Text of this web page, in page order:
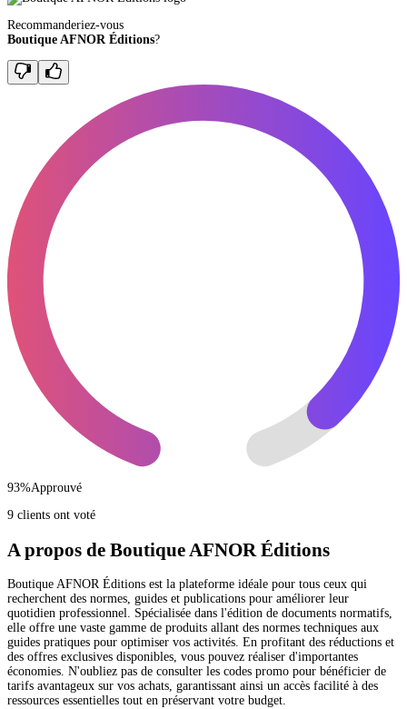
Recommanderiez-vous
Boutique AFNOR Éditions?
93%Approuvé
9 clients ont voté
A propos de Boutique AFNOR Éditions
Boutique AFNOR Éditions est la plateforme idéale pour tous ceux qui
recherchent des normes, guides et publications pour améliorer leur
quotidien professionnel. Spécialisée dans l'édition de documents normatifs,
elle offre une vaste gamme de produits allant des normes techniques aux
guides pratiques pour optimiser vos activités. En profitant des réductions et
des offres exclusives disponibles, vous pouvez réaliser d'importantes
économies. N'oubliez pas de consulter les codes promo pour bénéficier de
tarifs avantageux sur vos achats, garantissant ainsi un accès facilité à des
ressources essentielles tout en préservant votre budget.